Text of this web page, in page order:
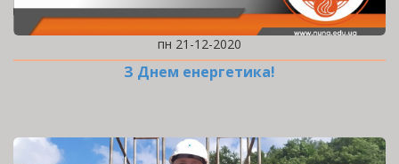
пн 21-12-2020
З Днем енергетика!